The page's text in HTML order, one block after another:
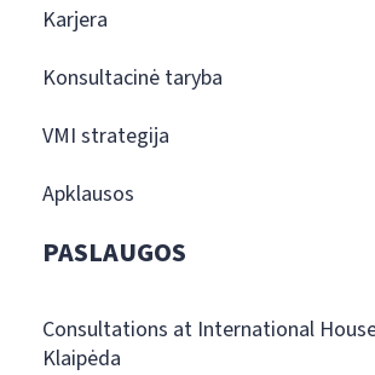
Karjera
Konsultacinė taryba
VMI strategija
Apklausos
PASLAUGOS
Consultations at International
Klaipėda